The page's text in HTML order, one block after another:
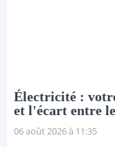
Électricité :
et l'écart entre
06 août 2026 à 11:35